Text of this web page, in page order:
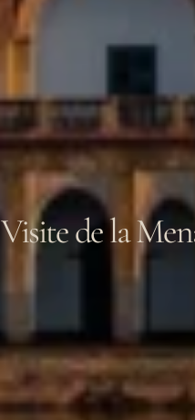
Visite de la